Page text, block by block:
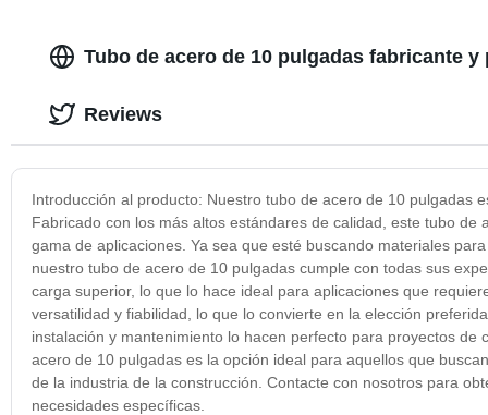
Tubo de acero de 10 pulgadas fabricante
Introducción al producto: Nuestro tubo de acero de 10 pulgadas
Fabricado con los más altos estándares de calidad, este tubo
gama de aplicaciones. Ya sea que esté buscando materiales
nuestro tubo de acero de 10 pulgadas cumple con todas sus
carga superior, lo que lo hace ideal para aplicaciones que
versatilidad y fiabilidad, lo que lo convierte en la elección
instalación y mantenimiento lo hacen perfecto para proyectos
acero de 10 pulgadas es la opción ideal para aquellos que
de la industria de la construcción. Contacte con nosotros para
necesidades específicas.
Reviews